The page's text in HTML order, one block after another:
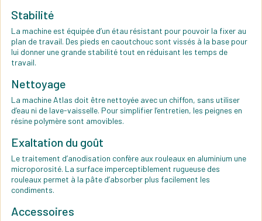
Stabilité
La machine est équipée d’un étau résistant pour pouvoir la fixer au
plan de travail. Des pieds en caoutchouc sont vissés à la base pour
lui donner une grande stabilité tout en réduisant les temps de
travail.
Nettoyage
La machine Atlas doit être nettoyée avec un chiffon, sans utiliser
d’eau ni de lave-vaisselle. Pour simplifier l’entretien, les peignes en
résine polymère sont amovibles.
Exaltation du goût
Le traitement d’anodisation confère aux rouleaux en aluminium une
microporosité. La surface imperceptiblement rugueuse des
rouleaux permet à la pâte d’absorber plus facilement les
condiments.
Accessoires